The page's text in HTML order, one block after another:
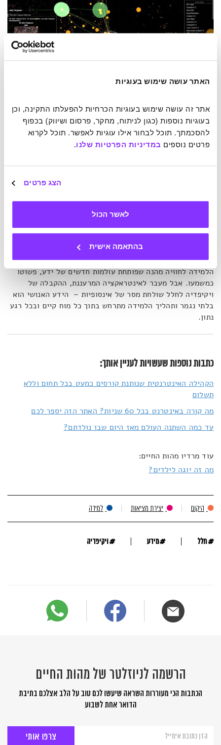
האתר עושה שימוש בעוגיות
פרטים נוספים במדיניות הפרטיות שלנו.
הצג פרטים
לאשר הכול
בהתאמה אישית
כל כוכב הוא ערך בוויקיפדיה. צילום מסך מתוך:Wikigalaxy
.
Wikigalaxy הוא חלק מניסוי אינטרנטי-קהילתי
ולהעלות אותם לרשת. במקרה זה, גוגל שימשה כפלטפורמה עבור
"הטכנולוגיה המתקדמת… מעניקה לנו הזדמנויות
לגלקסיות היא פרויקט מורכב, אך הרעיון צמח ממקום פשוט:
"רציתי ליצור משהו מיוחד שלא ראיתי קודם לכן, משהו שהייתי
אוהב לשחק בו כילד".
חיפוש ערכים תוך שיטוט תלת-ממדי בין כוכבים הופך את תהליך
הלמידה לחוויה מהנה שפותחת עולמות חדשים של ידע, פשוטו
כמשמעו. אבל מעבר לאינטראקציה המרעננת, ההקבלה של
ויקיפדיה לחלל שולחת מסר של אינסופיות – הידע האנושי הוא
בלתי נגמר ותהליך הלמידה מתרחש בתוך כל מוח קיים ובכל רגע
נתון.
כתבות נוספות שעשויות לעניין אותך:
הקהילה האינטרנטית שנותנת קורסים כמעט בכל תחום וללא
תשלום
מה קורה באינטרנט בכל 60 שניות? האתר הזה יספר לכם
עד כמה השתנה העולם מאז היום שבו נולדתם?
עוד מרדיו מהות החיים:
מה זה יוגה לילדים?
היקום יצירת מציאות למידה
#חלל #מידע #ויקיפדיה
הרשמה לניוזלטר של מהות החיים
הכתבות הכי מעוררות השראה שיעשו לכם טוב על הלב אצלכם בתיבת
הדואר אחת לשבוע
לניוזלטר